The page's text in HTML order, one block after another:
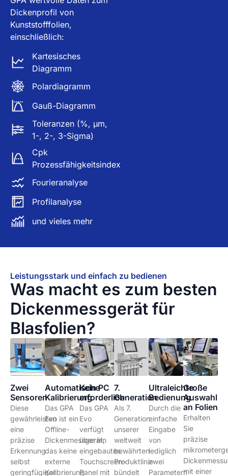
Dickenprofil von
Kunststofffolien,
einschließlich:
Kartesisches
Diagramm
Polardiagramm
Gauß-Diagramm
Toleranzen (%, μm,
1-, 2-, 3-Sigma)
Cpk
Prozessfähigkeitsindex
Fourieranalyse
Profilanalyse
und vieles mehr
Leistungsstark und einfach zu bedienen
Was macht es zum besten
Dickenmessgerät für
Blasfolien?
Zwei
Sensoren
Diese
gewährleisten
eine
präzise
Erkennung
selbst
geringfügiger
Automatische
Kalibrierung
Das GPA
Evo ist ein
Offline-
Dickenmessgerät,
das keine
externe
Kalibrierung
Kein PC
erforderlich
Das GPA
Evo
verfügt
über ein
eingebautes
Touchscreen-
Panel mit
7.
Generation
Als 7.
Generation
unserer
weltweit
bewährten
Produktlinie
bündelt
Ultraleichte
Bedienung
Durch die
einfache
Eingabe
von
lediglich
zwei
Parametern
Große
Auswahl
an Folien
Erhalten
Sie
präzise
mit einer